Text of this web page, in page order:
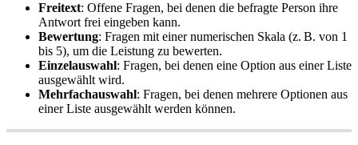
Freitext: Offene Fragen, bei denen die befragte Person ihre
Antwort frei eingeben kann.
Bewertung: Fragen mit einer numerischen Skala (z. B. von 1
bis 5), um die Leistung zu bewerten.
Einzelauswahl: Fragen, bei denen eine Option aus einer Liste
ausgewählt wird.
Mehrfachauswahl: Fragen, bei denen mehrere Optionen aus
einer Liste ausgewählt werden können.